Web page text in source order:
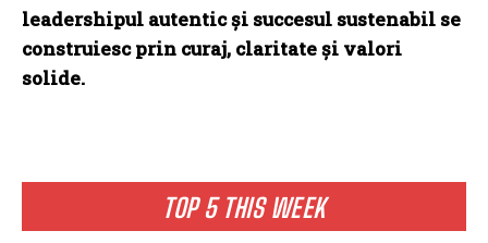
TOP 5 THIS WEEK
leadershipul autentic și succesul sustenabil se
construiesc prin curaj, claritate și valori
solide.